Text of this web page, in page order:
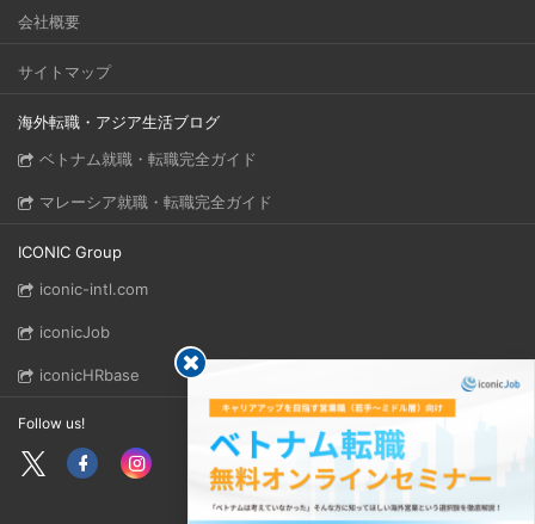
会社概要
サイトマップ
海外転職・アジア生活ブログ
ベトナム就職・転職完全ガイド
マレーシア就職・転職完全ガイド
ICONIC Group
iconic-intl.com
iconicJob
iconicHRbase
Follow us!